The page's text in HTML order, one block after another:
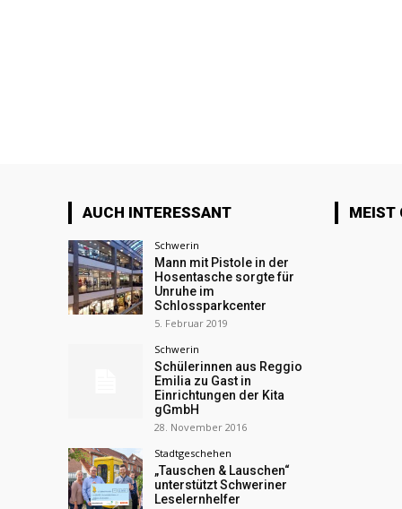
AUCH INTERESSANT
Schwerin
Mann mit Pistole in der
Hosentasche sorgte für
Unruhe im
Schlossparkcenter
5. Februar 2019
Schwerin
Schülerinnen aus Reggio
Emilia zu Gast in
Einrichtungen der Kita
gGmbH
28. November 2016
Stadtgeschehen
„Tauschen & Lauschen“
unterstützt Schweriner
Leselernhelfer
MEIST